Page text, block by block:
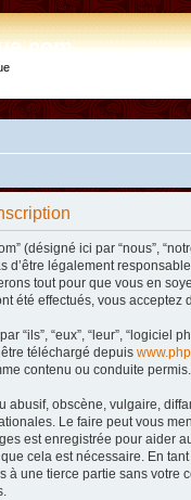
(désigné ici par “nous”,
d’être légalement
tout pour que vous en
été effectués, vous
“ils”, “eux”, “leur”, “logiciel
être téléchargé depuis
contenu ou conduite
obscène, vulgaire,
Le faire peut vous
est enregistrée pour aider
cela est nécessaire. En
une tierce partie sans votre